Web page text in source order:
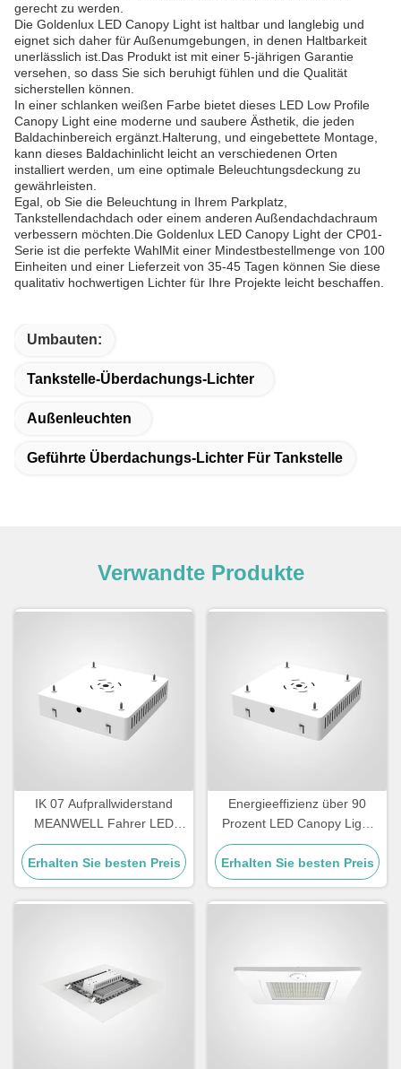
gerecht zu werden.
Die Goldenlux LED Canopy Light ist haltbar und langlebig und
eignet sich daher für Außenumgebungen, in denen Haltbarkeit
unerlässlich ist.Das Produkt ist mit einer 5-jährigen Garantie
versehen, so dass Sie sich beruhigt fühlen und die Qualität
sicherstellen können.
In einer schlanken weißen Farbe bietet dieses LED Low Profile
Canopy Light eine moderne und saubere Ästhetik, die jeden
Baldachinbereich ergänzt.Halterung, und eingebettete Montage,
kann dieses Baldachinlicht leicht an verschiedenen Orten
installiert werden, um eine optimale Beleuchtungsdeckung zu
gewährleisten.
Egal, ob Sie die Beleuchtung in Ihrem Parkplatz,
Tankstellendachdach oder einem anderen Außendachdachraum
verbessern möchten.Die Goldenlux LED Canopy Light der CP01-
Serie ist die perfekte WahlMit einer Mindestbestellmenge von 100
Einheiten und einer Lieferzeit von 35-45 Tagen können Sie diese
qualitativ hochwertigen Lichter für Ihre Projekte leicht beschaffen.
Umbauten:
Tankstelle-Überdachungs-Lichter
Außenleuchten
Geführte Überdachungs-Lichter Für Tankstelle
Verwandte Produkte
IK 07 Aufprallwiderstand
MEANWELL Fahrer LED
Tankstelle Baldachin
Beleuchtung und langlebige
Außenbeleuchtung Lösung
Erhalten Sie besten Preis
Energieeffizienz über 90
Prozent LED Canopy Light
90 Watt Watt Die Casting
Aluminium Gehäuse für
Außenwerbebeleuchtung
entwickelt
Erhalten Sie besten Preis